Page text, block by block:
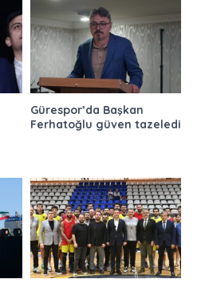
Gürespor’da Başkan
Ferhatoğlu güven tazeledi